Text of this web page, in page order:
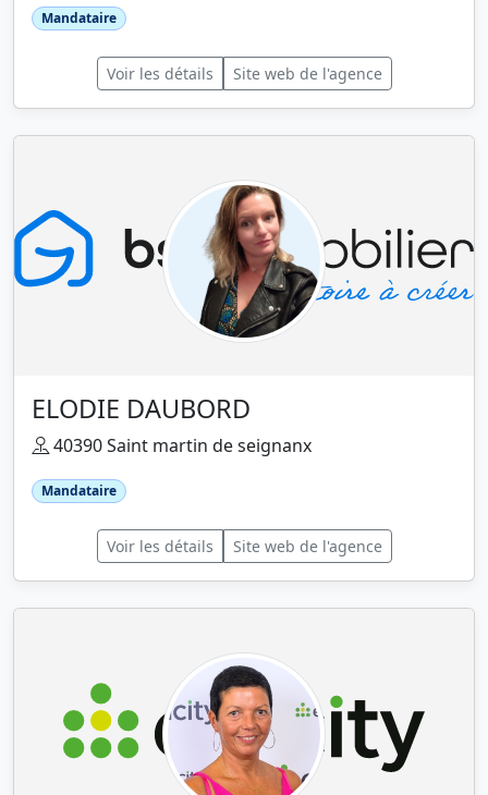
Mandataire
Voir les détails Site web de l'agence
ELODIE DAUBORD
40390 Saint martin de seignanx
Mandataire
Voir les détails Site web de l'agence